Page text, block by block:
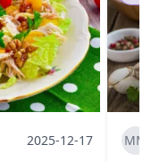
2025-12-17 ММ